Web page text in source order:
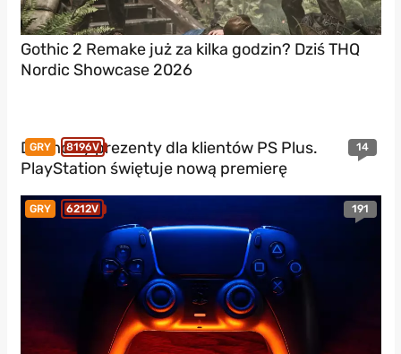
Gothic 2 Remake już za kilka godzin? Dziś THQ
Nordic Showcase 2026
GRY 8196V 14
Darmowy prezenty dla klientów PS Plus.
PlayStation świętuje nową premierę
GRY 6212V 191